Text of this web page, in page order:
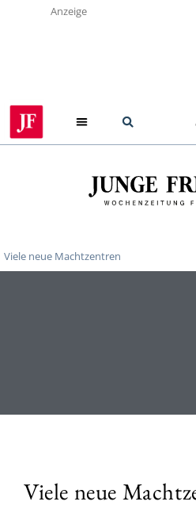
Anzeige
Viele neue Machtzentren
Viele neue